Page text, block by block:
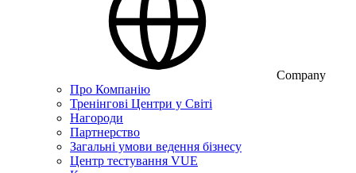
Company
Про Компанію
Тренінгові Центри у Світі
Нагороди
Партнерство
Загальні умови ведення бізнесу
Центр тестування VUE